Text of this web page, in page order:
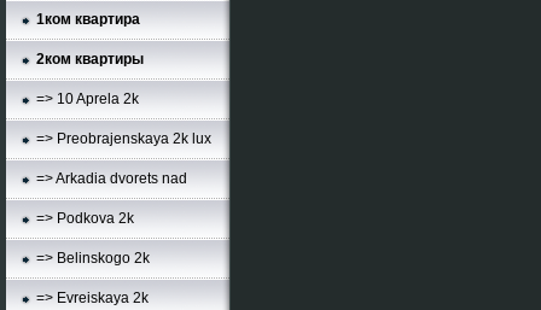
1ком квартира
2ком квартиры
=> 10 Aprela 2k
=> Preobrajenskaya 2k lux
=> Arkadia dvorets nad
=> Podkova 2k
=> Belinskogo 2k
=> Evreiskaya 2k